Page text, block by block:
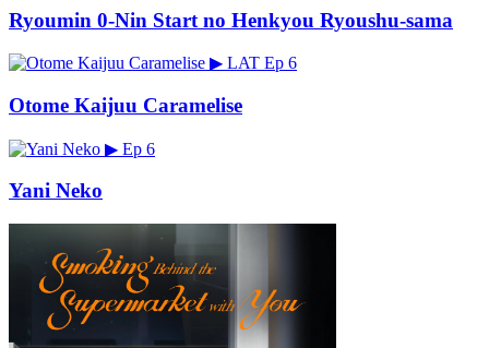
Ryoumin 0-Nin Start no Henkyou Ryoushu-sama
▶ LAT Ep 6
Otome Kaijuu Caramelise
▶ Ep 6
Yani Neko